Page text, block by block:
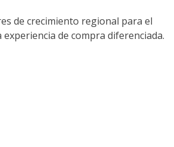
de crecimiento regional para el
de compra diferenciada.